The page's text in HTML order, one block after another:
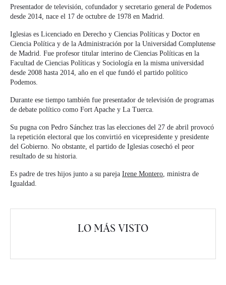
Presentador de televisión, cofundador y secretario general de Podemos
desde 2014, nace el 17 de octubre de 1978 en Madrid.
Iglesias es Licenciado en Derecho y Ciencias Políticas y Doctor en
Ciencia Política y de la Administración por la Universidad Complutense
de Madrid. Fue profesor titular interino de Ciencias Políticas en la
Facultad de Ciencias Políticas y Sociología en la misma universidad
desde 2008 hasta 2014, año en el que fundó el partido político
Podemos.
Durante ese tiempo también fue presentador de televisión de programas
de debate político como Fort Apache y La Tuerca.
Su pugna con Pedro Sánchez tras las elecciones del 27 de abril provocó
la repetición electoral que los convirtió en vicepresidente y presidente
del Gobierno. No obstante, el partido de Iglesias cosechó el peor
resultado de su historia.
Es padre de tres hijos junto a su pareja Irene Montero, ministra de
Igualdad.
LO MÁS VISTO